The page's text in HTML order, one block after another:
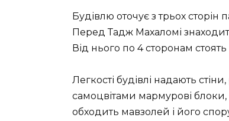
Будівлю оточує з трьох сторін
Перед Тадж Махаломі
Від нього по 4 сторонам
Легкості будівлі надають
самоцвітами мармурові блоки,
обходить мавзолей і його